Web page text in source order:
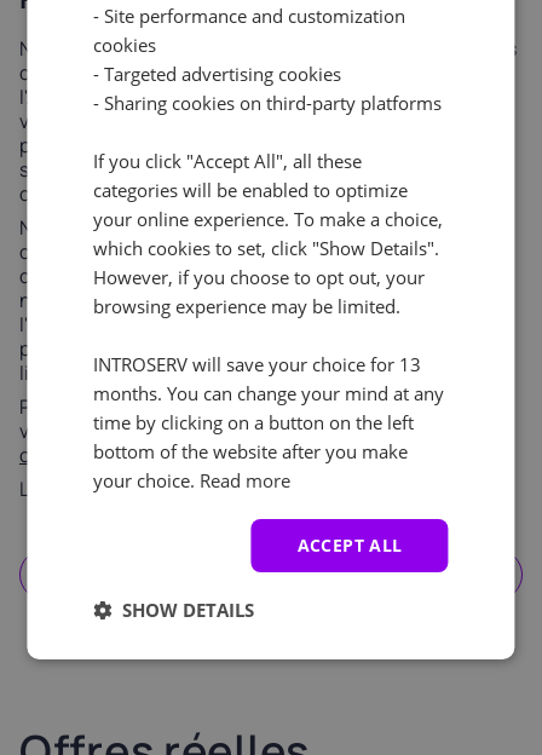
Nos serveurs Supermicro sont stratégiquement situés
dans des endroits privilégiés tels que Singapour et
l'Australie, vous offrant un avantage significatif dans
vos efforts de serveur. Grâce à l'utilisation de
processeurs Intel i7-700K rapides comme l'éclair, nos
serveurs garantissent des niveaux de performance et
de fiabilité inégalés.
Ne manquez pas cette incroyable opportunité
d'améliorer vos services et de profiter des avantages
de nos plans de serveur DC4S à une fraction du prix
normal. Profitez de30% de réductionet de
l'installation gratuite. Agissez dès maintenant et
passez votre commande pour profiter de cette offre
limitée dans le temps !
Pour toute question ou assistance supplémentaire,
veuillez contacter notreéquipe d'assistance à la
clientèle.
L'équipeINTROSERV
Offres d'abonnement
- Site performance and customization
cookies
- Targeted advertising cookies
- Sharing cookies on third-party platforms
If you click "Accept All", all these
categories will be enabled to optimize
your online experience. To make a choice,
which cookies to set, click "Show Details".
However, if you choose to opt out, your
browsing experience may be limited.
INTROSERV will save your choice for 13
months. You can change your mind at any
time by clicking on a button on the left
bottom of the website after you make
your choice. Read more
ACCEPT ALL
SHOW DETAILS